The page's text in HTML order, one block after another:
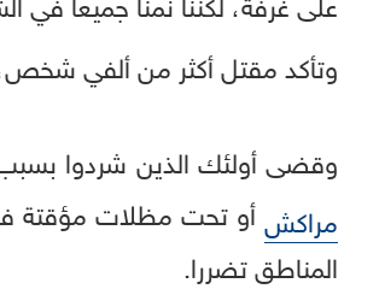
وتأكد مقتل أكثر من ألفي
وقضى أولئك الذين شردوا بسبب
مراكشأو تحت مظلات مؤقتة
المناطق تضررا.